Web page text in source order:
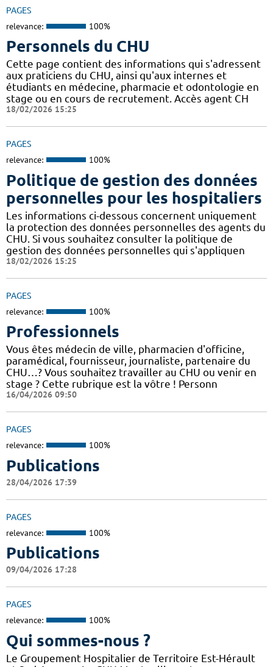
PAGES
relevance: 100%
Personnels du CHU
Cette page contient des informations qui s'adressent
aux praticiens du CHU, ainsi qu'aux internes et
étudiants en médecine, pharmacie et odontologie en
stage ou en cours de recrutement. Accès agent CH
18/02/2026 15:25
PAGES
relevance: 100%
Politique de gestion des données
personnelles pour les hospitaliers
Les informations ci-dessous concernent uniquement
la protection des données personnelles des agents du
CHU. Si vous souhaitez consulter la politique de
gestion des données personnelles qui s'appliquen
18/02/2026 15:25
PAGES
relevance: 100%
Professionnels
Vous êtes médecin de ville, pharmacien d'officine,
paramédical, fournisseur, journaliste, partenaire du
CHU…? Vous souhaitez travailler au CHU ou venir en
stage ? Cette rubrique est la vôtre ! Personn
16/04/2026 09:50
PAGES
relevance: 100%
Publications
28/04/2026 17:39
PAGES
relevance: 100%
Publications
09/04/2026 17:28
PAGES
relevance: 100%
Qui sommes-nous ?
Le Groupement Hospitalier de Territoire Est-Hérault